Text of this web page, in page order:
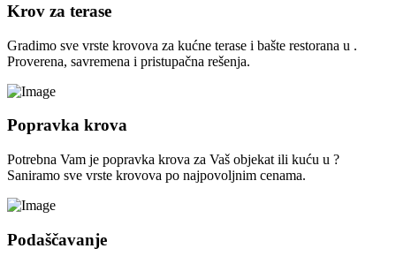
Krov za terase
Gradimo sve vrste krovova za kućne terase i bašte restorana u .
Proverena, savremena i pristupačna rešenja.
Popravka krova
Potrebna Vam je popravka krova za Vaš objekat ili kuću u ?
Saniramo sve vrste krovova po najpovoljnim cenama.
Podaščavanje